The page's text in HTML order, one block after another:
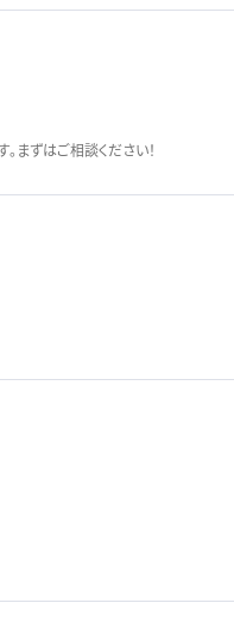
まずはご相談ください！